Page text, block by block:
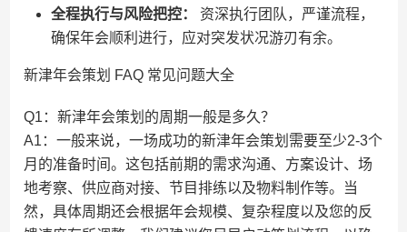
全程执行与风险把控：
资深执行团队，严谨流程，
确保年会顺利进行，应对突发状况游刃有余。
新津年会策划 FAQ 常见问题大全
Q1：新津年会策划的周期一般是多久？
A1：一般来说，一场成功的新津年会策划需要至少2-3个
月的准备时间。这包括前期的需求沟通、方案设计、场
地考察、供应商对接、节目排练以及物料制作等。当
然，具体周期还会根据年会规模、复杂程度以及您的反